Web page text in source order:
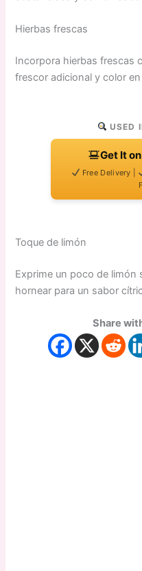
Hierbas frescas
Incorpora hierbas frescas
frescor adicional y color en
USED
Get It
Free Delivery |
Toque de limón
Exprime un poco de limón
hornear para un sabor
Share